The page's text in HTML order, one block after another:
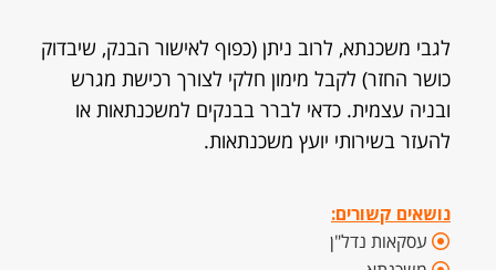
לגבי משכנתא, לרוב ניתן (כפוף לאישור הבנק, שיבדוק
כושר החזר) לקבל מימון חלקי לצורך רכישת מגרש
ובניה עצמית. כדאי לברר בבנקים למשכנתאות או
להעזר בשירותי יועץ משכנתאות.
נושאים קשורים:
עסקאות נדל"ן